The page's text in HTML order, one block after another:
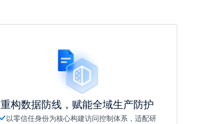
重构数据防线，赋能全域生产防护
以零信任身份为核心构建访问控制体系，适配研